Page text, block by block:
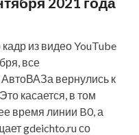
из видео YouTube
все
вернулись к
касается, в том
время линии B0, а
gdeichto.ru со